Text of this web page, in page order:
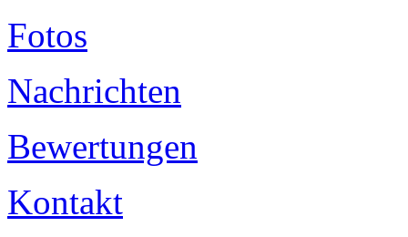
Fotos
Nachrichten
Bewertungen
Kontakt